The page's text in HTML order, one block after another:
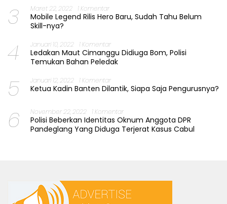
3 Maret 22, 2022 1 Komentar
Mobile Legend Rilis Hero Baru, Sudah Tahu Belum
Skill-nya?
4 Januari 10, 2022 1 Komentar
Ledakan Maut Cimanggu Didiuga Bom, Polisi
Temukan Bahan Peledak
5 Januari 12, 2022 1 Komentar
Ketua Kadin Banten Dilantik, Siapa Saja Pengurusnya?
6 November 22, 2022 1 Komentar
Polisi Beberkan Identitas Oknum Anggota DPR
Pandeglang Yang Diduga Terjerat Kasus Cabul